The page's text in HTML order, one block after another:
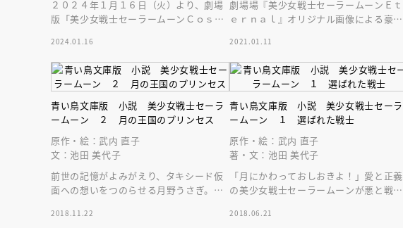
２０２４年１月１６日（火）より、劇場
版「美少女戦士セーラームーンＣｏｓｍ
中です！
2024.01.16
劇場場『美少女戦士セーラームーンＥｔ
ｅｒｎａｌ』オリジナル画像による豪華
もちろん名場面も
2021.01.11
青い鳥文庫版 小説 美少女戦士セーラ
ームーン ２ 月の王国のプリンセス
原作・絵：武内 直子
文：池田 美代子
前世の記憶がよみがえり、タキシード仮
面への想いをつのらせる月野うさぎ。そ
われる－－。
2018.11.22
青い鳥文庫版 小説 美少女戦士セーラ
ームーン １ 選ばれた戦士
原作・絵：武内 直子
著・文：池田 美代子
「月にかわっておしおきよ！」愛と正義
の美少女戦士セーラームーンが悪と戦
を完全ノベライズ！
2018.06.21